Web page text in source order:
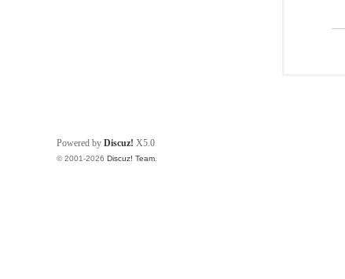
Powered by Discuz! X5.0
© 2001-2026 Discuz! Team